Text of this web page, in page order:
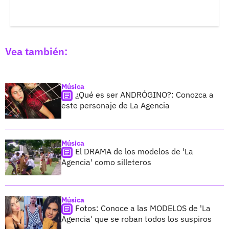
Vea también:
Música
¿Qué es ser ANDRÓGINO?: Conozca a
este personaje de La Agencia
Música
El DRAMA de los modelos de 'La
Agencia' como silleteros
Música
Fotos: Conoce a las MODELOS de 'La
Agencia' que se roban todos los suspiros